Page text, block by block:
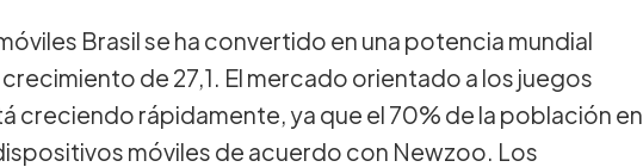
Brasil se ha convertido en una potencia mundial
de 27,1. El mercado orientado a los juegos
creciendo rápidamente, ya que el 70% de la población en
móviles de acuerdo con Newzoo. Los